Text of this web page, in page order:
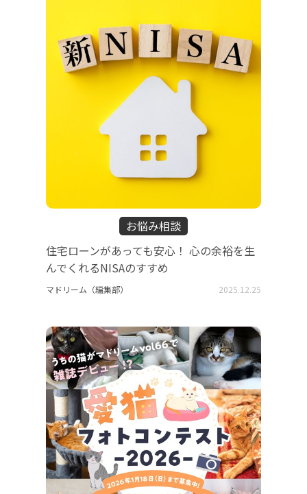
お悩み相談
住宅ローンがあっても安心！ 心の余裕を生
んでくれるNISAのすすめ
マドリーム（編集部） 2025.12.25